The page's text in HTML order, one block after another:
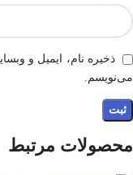
ذخیره نام، ایمیل و
می‌نویسم.
محصولات مرتبط